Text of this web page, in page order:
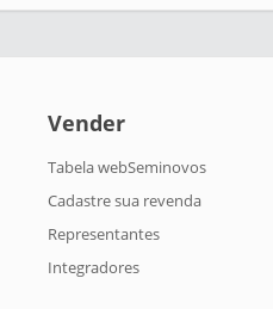
Vender
Tabela webSeminovos
Cadastre sua revenda
Representantes
Integradores